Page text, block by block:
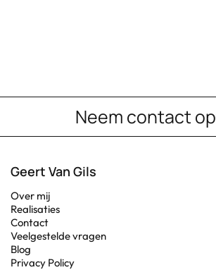
Neem contact op
Geert Van Gils
Over mij
Realisaties
Contact
Veelgestelde vragen
Blog
Privacy Policy